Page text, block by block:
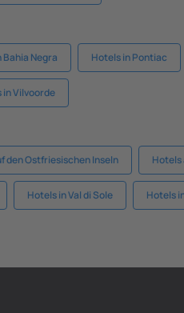
Bahia Negra Hotels in Pontiac
in Vilvoorde
den Ostfriesischen Inseln Hotels
Hotels in Val di Sole Hotels